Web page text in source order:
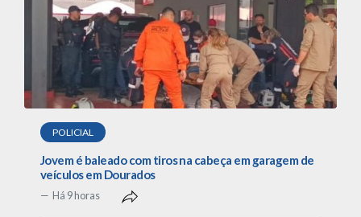
POLICIAL
Jovem é baleado com tiros na cabeça em garagem de
veículos em Dourados
Há 9 horas